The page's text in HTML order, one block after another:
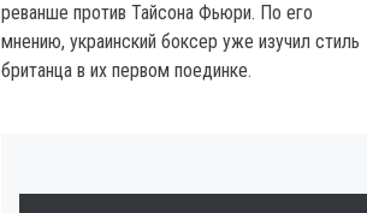
реванше против Тайсона Фьюри. По его
мнению, украинский боксер уже изучил стиль
британца в их первом поединке.